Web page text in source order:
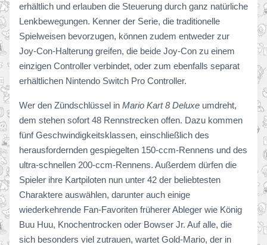
erhältlich und erlauben die Steuerung durch ganz natürliche
Lenkbewegungen. Kenner der Serie, die traditionelle
Spielweisen bevorzugen, können zudem entweder zur
Joy-Con-Halterung greifen, die beide Joy-Con zu einem
einzigen Controller verbindet, oder zum ebenfalls separat
erhältlichen Nintendo Switch Pro Controller.
Wer den Zündschlüssel in Mario Kart 8 Deluxe umdreht,
dem stehen sofort 48 Rennstrecken offen. Dazu kommen
fünf Geschwindigkeitsklassen, einschließlich des
herausfordernden gespiegelten 150-ccm-Rennens und des
ultra-schnellen 200-ccm-Rennens. Außerdem dürfen die
Spieler ihre Kartpiloten nun unter 42 der beliebtesten
Charaktere auswählen, darunter auch einige
wiederkehrende Fan-Favoriten früherer Ableger wie König
Buu Huu, Knochentrocken oder Bowser Jr. Auf alle, die
sich besonders viel zutrauen, wartet Gold-Mario, der in